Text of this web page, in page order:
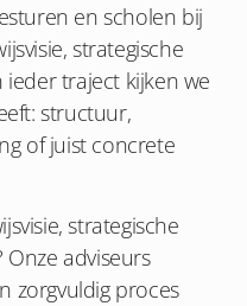
en scholen bij
strategische
traject kijken we
structuur,
of juist concrete
strategische
adviseurs
zorgvuldig proces